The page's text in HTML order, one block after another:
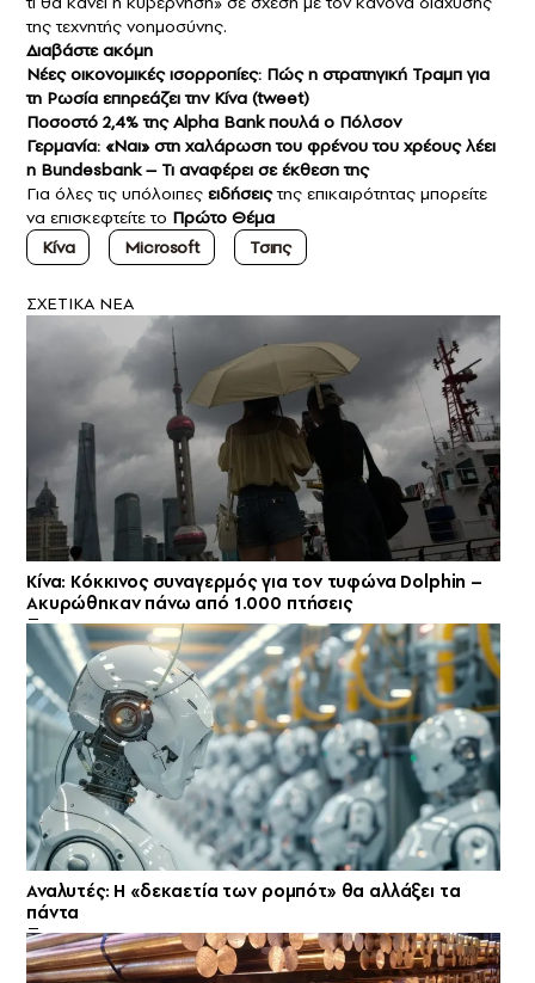
της τεχνητής νοημοσύνης.
Διαβάστε ακόμη
Νέες οικονομικές ισορροπίες: Πώς η στρατηγική Τραμπ για
τη Ρωσία επηρεάζει την Κίνα (tweet)
Ποσοστό 2,4% της Alpha Bank πουλά ο Πόλσον
Γερμανία: «Ναι» στη χαλάρωση του φρένου του χρέους λέει
η Bundesbank – Τι αναφέρει σε έκθεση της
Για όλες τις υπόλοιπες ειδήσεις της επικαιρότητας μπορείτε
να επισκεφτείτε το Πρώτο Θέμα
Κίνα
Microsoft Τσιπς
ΣXETIKA NEA
Κίνα: Κόκκινος συναγερμός για τον τυφώνα Dolphin –
Ακυρώθηκαν πάνω από 1.000 πτήσεις
Αναλυτές: Η «δεκαετία των ρομπότ» θα αλλάξει τα
πάντα